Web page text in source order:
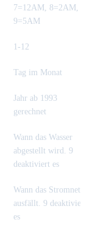
7=12AM, 8=2AM,
9=5AM
1-12
Tag im Monat
Jahr ab 1993
gerechnet
Wann das Wasser
abgestellt wird. 9
deaktiviert es
Wann das Stromnetz
ausfällt. 9 deaktiviert
es